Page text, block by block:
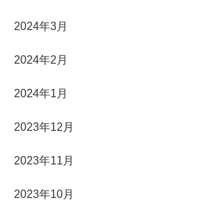
2024年3月
2024年2月
2024年1月
2023年12月
2023年11月
2023年10月